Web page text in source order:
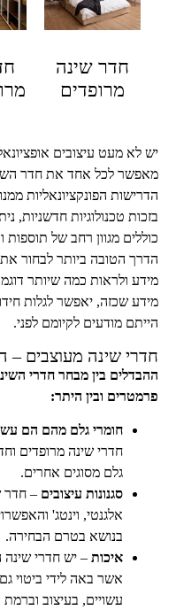
חדר שינה
מרופדים
יש לא מעט עיצובים
מאפשר לכל אחד את חדר
הדרישות הפונקציונאליות
בזכות טכנולוגיות חדשניות,
כוללים מגוון רחב של תוספות
הדרך הטובה ביותר לבחור
מידע ולראות כמה שיותר
מידע שכזה, יאפשר לגלות
הייתם מודעים לקיומם לפני.
חדרי שינה מעוצבים –
ההבדלים בין מבחר חדרי
פרמטרים ובין היתר:
חומרי גלם מהם הם
חדרי שינה מרופדים
גלם מסוגים אחרים.
סגנונות עיצובים – חדר
אלגנטי, וינטג'
בנושא בטרם הבחירה.
איכות – יש חדרי שינה
אשר באה לידי ביטוי
עשויים, בעיצוב וברמת